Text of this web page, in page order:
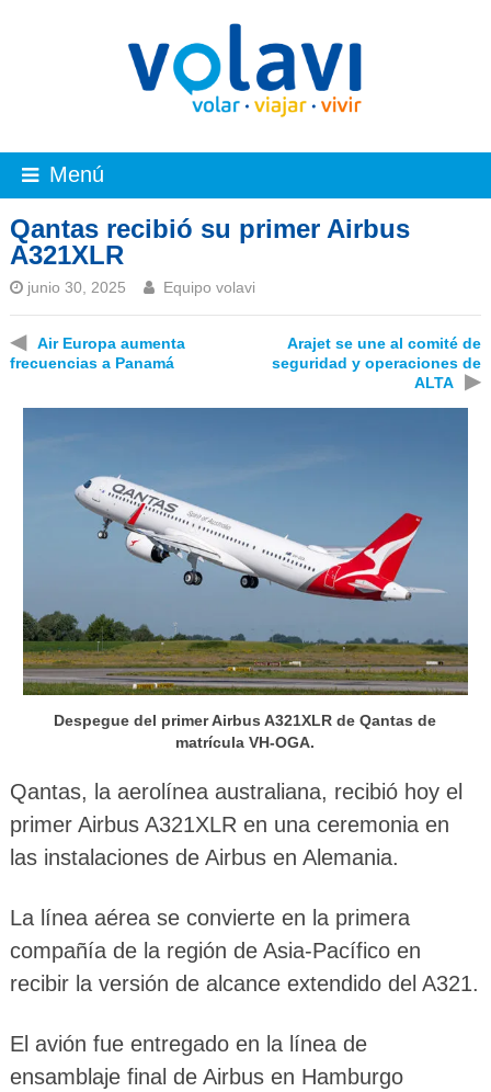
Menú
Qantas recibió su primer Airbus
A321XLR
junio 30, 2025 Equipo volavi
◀
Air Europa aumenta
frecuencias a Panamá
Arajet se une al comité de
seguridad y operaciones de
ALTA
▶
Despegue del primer Airbus A321XLR de Qantas de
matrícula VH-OGA.
Qantas, la aerolínea australiana, recibió hoy el
primer Airbus A321XLR en una ceremonia en
las instalaciones de Airbus en Alemania.
La línea aérea se convierte en la primera
compañía de la región de Asia-Pacífico en
recibir la versión de alcance extendido del A321.
El avión fue entregado en la línea de
ensamblaje final de Airbus en Hamburgo